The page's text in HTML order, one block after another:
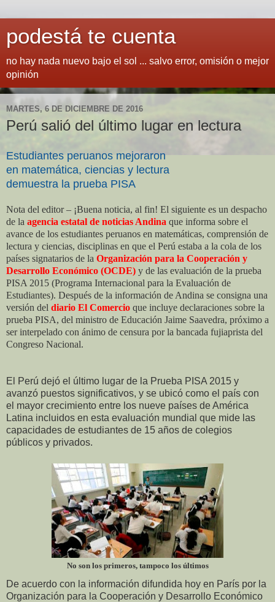
podestá te cuenta
no hay nada nuevo bajo el sol ... salvo error, omisión o mejor
opinión
MARTES, 6 DE DICIEMBRE DE 2016
Perú salió del último lugar en lectura
Estudiantes peruanos mejoraron
en matemática, ciencias y lectura
demuestra la prueba PISA
Nota del editor – ¡Buena noticia, al fin! El siguiente es un despacho
de la agencia estatal de noticias Andina que informa sobre el
avance de los estudiantes peruanos en matemáticas, comprensión de
lectura y ciencias, disciplinas en que el Perú estaba a la cola de los
países signatarios de la Organización para la Cooperación y
Desarrollo Económico (OCDE) y de las evaluación de la prueba
PISA 2015 (Programa Internacional para la Evaluación de
Estudiantes). Después de la información de Andina se consigna una
versión del diario El Comercio que incluye declaraciones sobre la
prueba PISA, del ministro de Educación Jaime Saavedra, próximo a
ser interpelado con ánimo de censura por la bancada fujiaprista del
Congreso Nacional.
El Perú dejó el último lugar de la Prueba PISA 2015 y
avanzó puestos significativos, y se ubicó como el país con
el mayor crecimiento entre los nueve países de América
Latina incluidos en esta evaluación mundial que mide las
capacidades de estudiantes de 15 años de colegios
públicos y privados.
No son los primeros, tampoco los últimos
De acuerdo con la información difundida hoy en París por la
Organización para la Cooperación y Desarrollo Económico